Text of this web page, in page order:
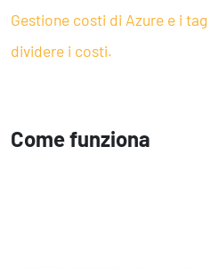
Gestione costi di Azure e i
dividere i costi.
Come funziona